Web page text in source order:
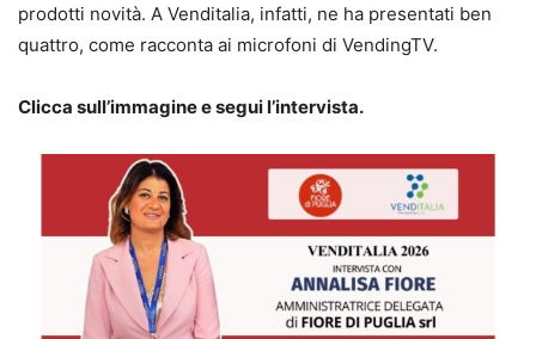
prodotti novità. A Venditalia, infatti, ne ha presentati ben
quattro, come racconta ai microfoni di VendingTV.
Clicca sull’immagine e segui l’intervista.